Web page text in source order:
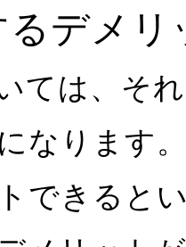
るデメリ
ては、そ
なります
できると